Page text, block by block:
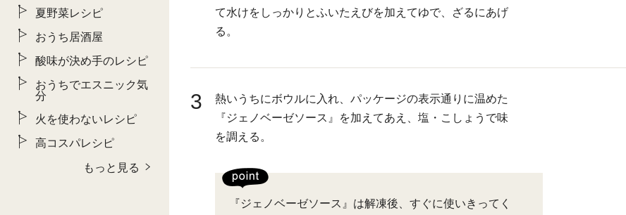
て水けをしっかりとふいたえびを加えてゆで、ざるにあげ
る。
3
熱いうちにボウルに入れ、パッケージの表示通りに温めた
『ジェノベーゼソース』を加えてあえ、塩・こしょうで味
を調える。
『ジェノベーゼソース』は解凍後、すぐに使いきってく
夏野菜レシピ
おうち居酒屋
酸味が決め手のレシピ
おうちでエスニック気
分
火を使わないレシピ
高コスパレシピ
もっと見る